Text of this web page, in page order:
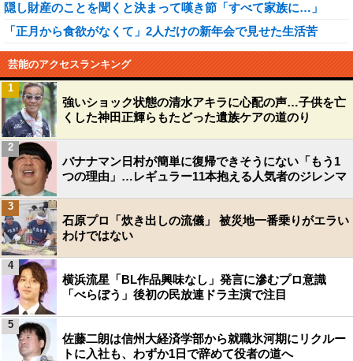
隠し財産のことを聞くと決まって嘆き節「すべて家族に…」
「正月から食欲がなくて」2人だけの新年会で見せた生活苦
芸能のアクセスランキング
強いショック状態の清水アキラに心配の声…子供を亡
くした神田正輝らもたどった遺族ケアの道のり
1
バナナマン日村が簡単に復帰できそうにない「もう1
つの理由」…レギュラー11本抱える人気者のジレンマ
2
石原プロ「炊き出しの流儀」 被災地一番乗りがエラい
わけではない
3
横浜流星「BL作品興味なし」発言に滲むプロ意識
「べらぼう」後初の民放連ドラ主演で注目
4
佐藤二朗は信州大経済学部から就職氷河期にリクルー
トに入社も、わずか1日で辞めて役者の道へ
5